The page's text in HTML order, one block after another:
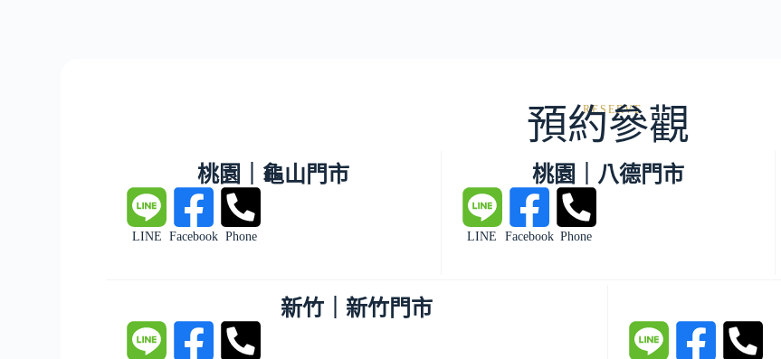
RESERVE
預約參觀
桃園｜龜山門市
LINE Facebook Phone
桃園｜八德門市
LINE Facebook Phone
新竹｜新竹門市